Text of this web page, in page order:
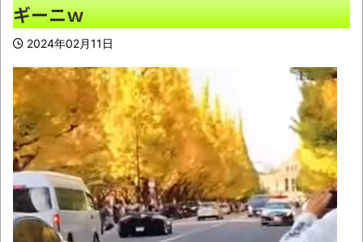
しい」→女さんブチギレ「これを見て『日本の
品格が落ちた』と思いました」NEW!
だなｗｗｗｗｗNEW!
【動画】大分の海岸沿いにある「県道635号
線」は…天気が荒れると地獄と化す
NEW!
08/09NEWS!! 及川光博56歳、結婚を発表
とか 甲子園の女性審判、大誤審で炎上とか
神田明神納涼祭り2026開催、オタクの夏の風
物詩「アニソン盆踊り」大盛況とか 金ローで
ギーニｗ
2024年02月11日